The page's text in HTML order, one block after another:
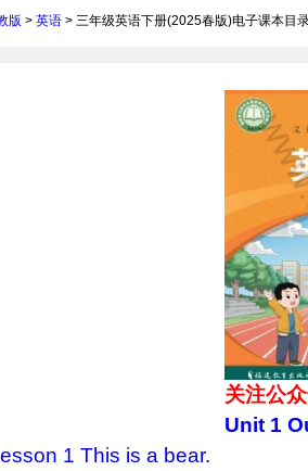
版 > 英语 > 三年级英语下册(2025春版)电子课本目
关注公
Unit 1
1 This is a bear.